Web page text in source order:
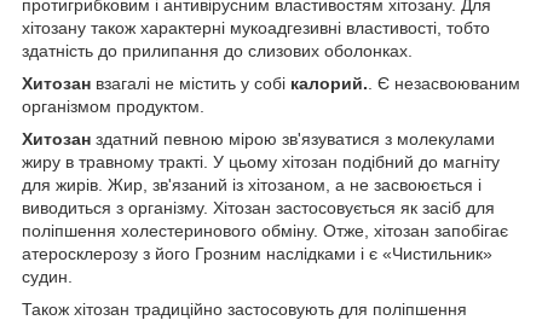
протигрибковим і антивірусним властивостям хітозану. Для
хітозану також характерні мукоадгезивні властивості, тобто
здатність до прилипання до слизових оболонках.
Хитозан взагалі не містить у собі калорий. . Є незасвоюваним
організмом продуктом.
Хитозан здатний певною мірою зв'язуватися з молекулами
жиру в травному тракті. У цьому хітозан подібний до магніту
для жирів. Жир, зв'язаний із хітозаном, а не засвоюється і
виводиться з організму. Хітозан застосовується як засіб для
поліпшення холестеринового обміну. Отже, хітозан запобігає
атеросклерозу з його Грозним наслідками і є «Чистильник»
судин.
Також хітозан традиційно застосовують для поліпшення